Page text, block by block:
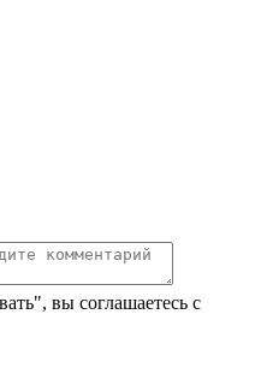
вы соглашаетесь с